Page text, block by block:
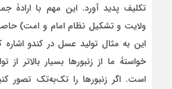
تکلیف پدید آورد. این مهم با ارادۀ
ولایت و تشکیل نظام امام و امت)
این به مثال تولید عسل در کندو اشاره
خواستۀ ما از زنبورها بسیار بالاتر
است. اگر زنبورها را تک‌به‌تک تصور